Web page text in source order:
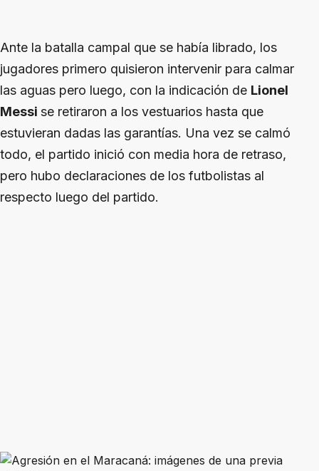
Ante la batalla campal que se había librado, los
jugadores primero quisieron intervenir para calmar
las aguas pero luego, con la indicación de Lionel
Messi se retiraron a los vestuarios hasta que
estuvieran dadas las garantías. Una vez se calmó
todo, el partido inició con media hora de retraso,
pero hubo declaraciones de los futbolistas al
respecto luego del partido.